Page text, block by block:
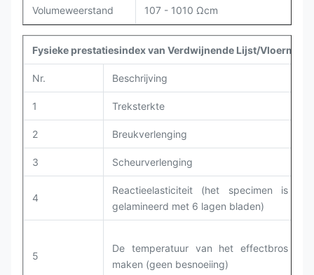
Volumeweerstand 107 - 1010 Ωcm
Fysieke prestatiesindex van Verdwijnende Lijst/Vloermat
Nr. Beschrijving
1 Treksterkte
2 Breukverlenging
3 Scheurverlenging
4
Reactieelasticiteit (het specimen is
gelamineerd met 6 lagen bladen)
5
De temperatuur van het effectbros
maken (geen besnoeiing)